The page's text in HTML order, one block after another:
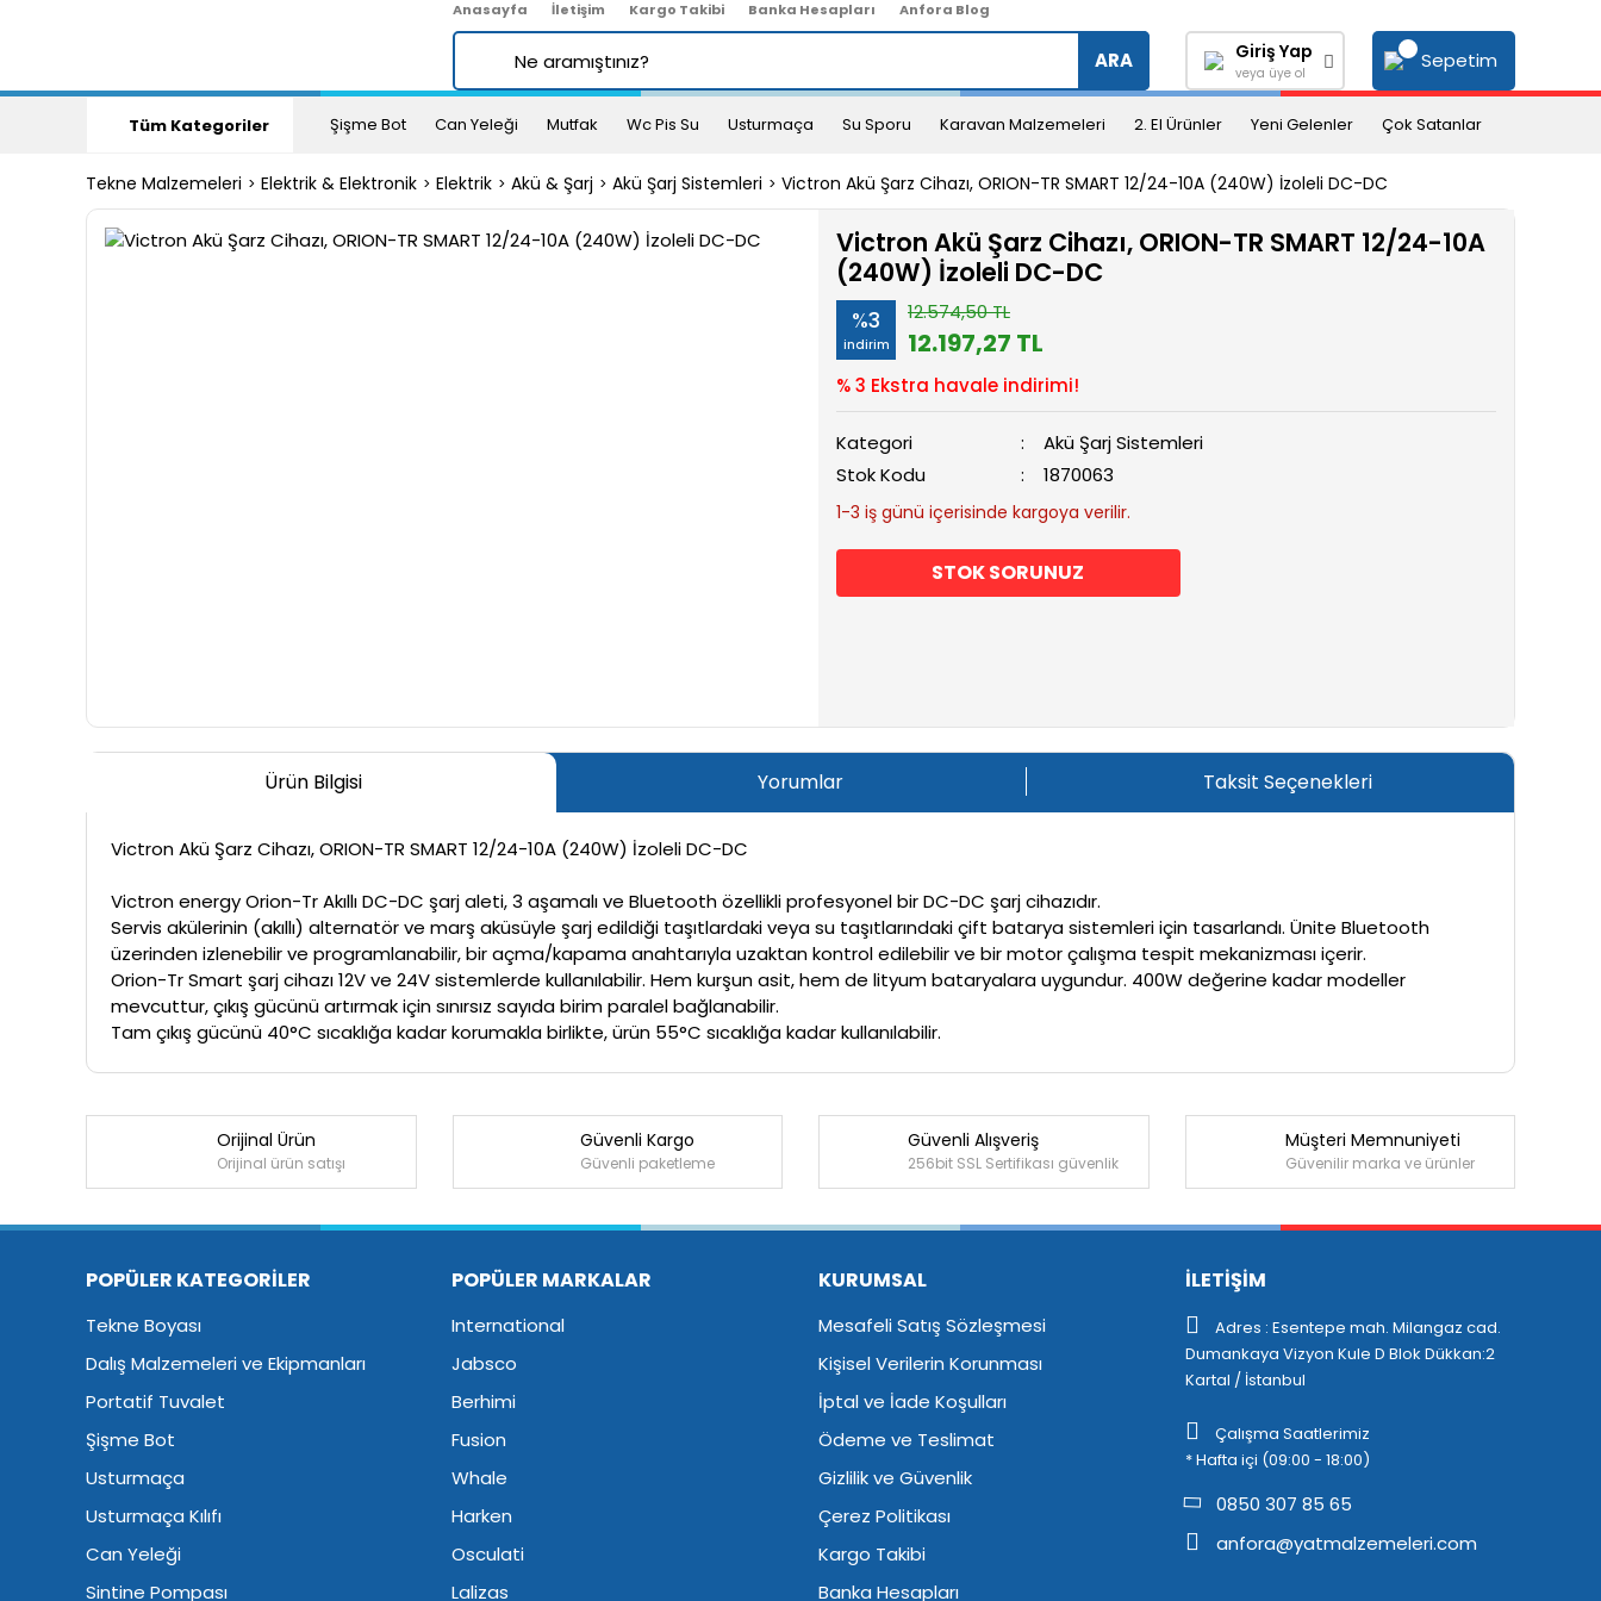
Anasayfa İletişim Kargo Takibi Banka Hesapları Anfora Blog
ARA Giriş Yap
veya üye ol
Sepetim
Tüm Kategoriler Şişme Bot Can Yeleği Mutfak Wc Pis Su Usturmaça Su Sporu Karavan Malzemeleri 2. El Ürünler Yeni Gelenler Çok Satanlar
Tekne Malzemeleri Elektrik & Elektronik Elektrik Akü & Şarj Akü Şarj Sistemleri Victron Akü Şarz Cihazı, ORION-TR SMART 12/24-10A (240W) İzoleli DC-DC
Victron Akü Şarz Cihazı, ORION-TR SMART 12/24-10A
(240W) İzoleli DC-DC
%3
indirim
12.574,50 TL
12.197,27 TL
% 3 Ekstra havale indirimi!
Kategori
Akü Şarj Sistemleri
Stok Kodu
1870063
1-3 iş günü içerisinde kargoya verilir.
STOK SORUNUZ
Ürün Bilgisi Yorumlar Taksit Seçenekleri
Victron Akü Şarz Cihazı, ORION-TR SMART 12/24-10A (240W) İzoleli DC-DC
Victron energy Orion-Tr Akıllı DC-DC şarj aleti, 3 aşamalı ve Bluetooth özellikli profesyonel bir DC-DC şarj cihazıdır.
Servis akülerinin (akıllı) alternatör ve marş aküsüyle şarj edildiği taşıtlardaki veya su taşıtlarındaki çift batarya sistemleri için tasarlandı. Ünite Bluetooth
üzerinden izlenebilir ve programlanabilir, bir açma/kapama anahtarıyla uzaktan kontrol edilebilir ve bir motor çalışma tespit mekanizması içerir.
Orion-Tr Smart şarj cihazı 12V ve 24V sistemlerde kullanılabilir. Hem kurşun asit, hem de lityum bataryalara uygundur. 400W değerine kadar modeller
mevcuttur, çıkış gücünü artırmak için sınırsız sayıda birim paralel bağlanabilir.
Tam çıkış gücünü 40°C sıcaklığa kadar korumakla birlikte, ürün 55°C sıcaklığa kadar kullanılabilir.
Bu ürüne ilk yorumu siz yapın!
Orijinal Ürün
Orijinal ürün satışı
Güvenli Kargo
Güvenli paketleme
Güvenli Alışveriş
256bit SSL Sertifikası güvenlik
Müşteri Memnuniyeti
Güvenilir marka ve ürünler
POPÜLER KATEGORİLER
Tekne Boyası
Dalış Malzemeleri ve Ekipmanları
Portatif Tuvalet
Şişme Bot
Usturmaça
Usturmaça Kılıfı
Can Yeleği
Sintine Pompası
POPÜLER MARKALAR
International
Jabsco
Berhimi
Fusion
Whale
Harken
Osculati
Lalizas
KURUMSAL
Mesafeli Satış Sözleşmesi
Kişisel Verilerin Korunması
İptal ve İade Koşulları
Ödeme ve Teslimat
Gizlilik ve Güvenlik
Çerez Politikası
Kargo Takibi
Banka Hesapları
İLETİŞİM
Adres : Esentepe mah. Milangaz cad.
Dumankaya Vizyon Kule D Blok Dükkan:2
Kartal / İstanbul
Çalışma Saatlerimiz
* Hafta içi (09:00 - 18:00)
0850 307 85 65
anfora@yatmalzemeleri.com